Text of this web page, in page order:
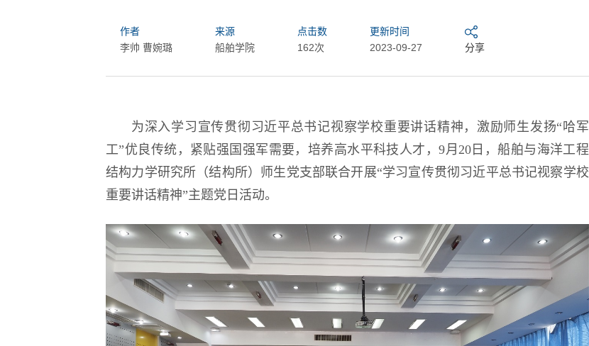
作者
李帅 曹婉璐
来源
船舶学院
点击数
162次
更新时间
2023-09-27
分享
为深入学习宣传贯彻习近平总书记视察学校重要讲话精神，激励师生发扬“哈军
工”优良传统，紧贴强国强军需要，培养高水平科技人才，9月20日，船舶与海洋工程
结构力学研究所（结构所）师生党支部联合开展“学习宣传贯彻习近平总书记视察学校
重要讲话精神”主题党日活动。
逐梦冰雪 燃动工程
第18届国际大学生雪雕大赛